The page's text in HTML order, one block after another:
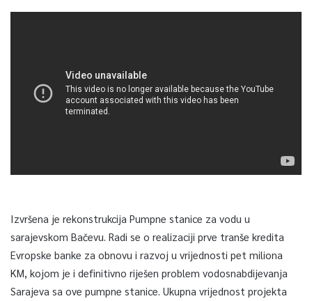
Izvršena je rekonstrukcija Pumpne stanice za vodu u
sarajevskom Bačevu. Radi se o realizaciji prve tranše kredita
Evropske banke za obnovu i razvoj u vrijednosti pet miliona
KM, kojom je i definitivno riješen problem vodosnabdijevanja
Sarajeva sa ove pumpne stanice. Ukupna vrijednost projekta